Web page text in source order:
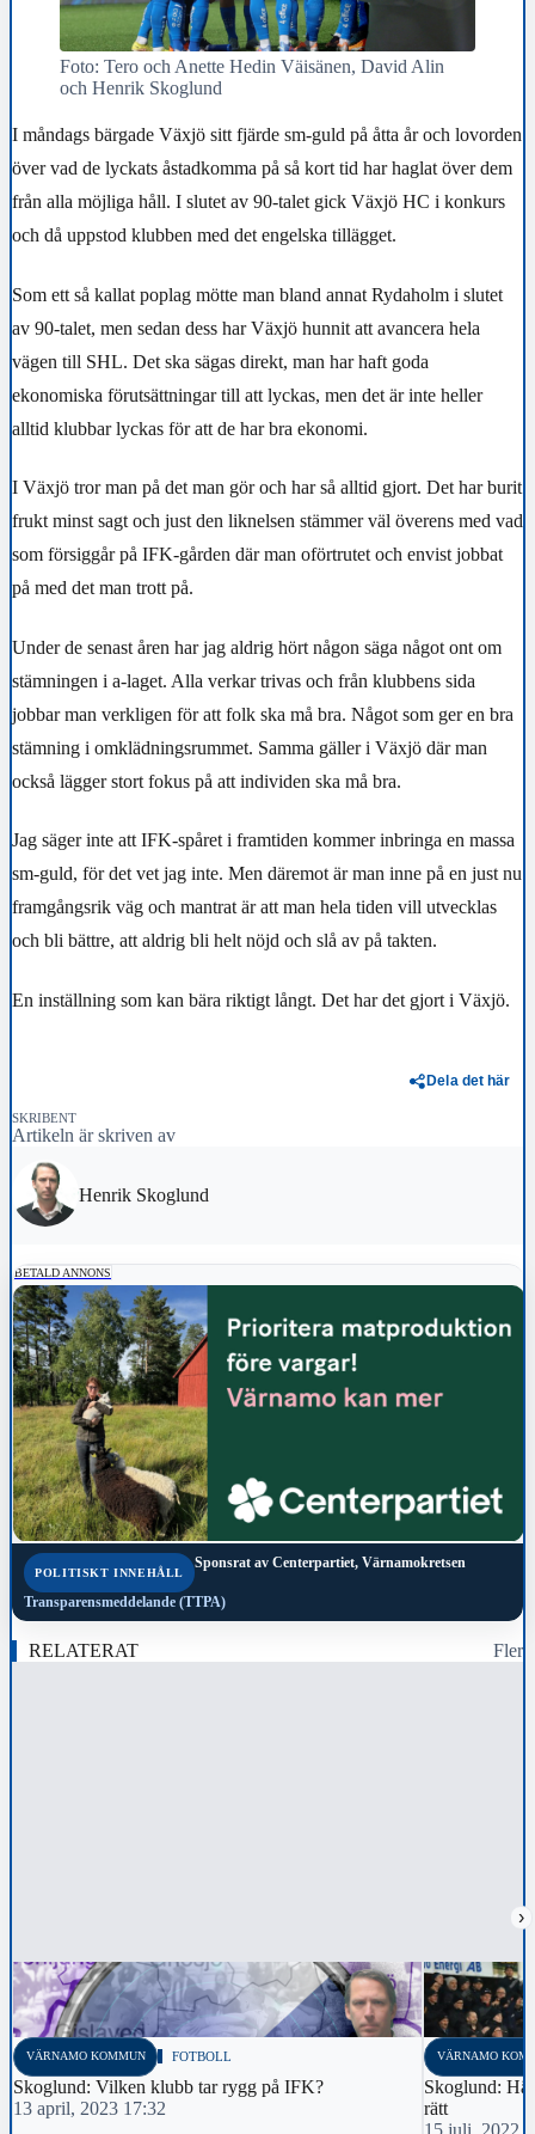
Foto: Tero och Anette Hedin Väisänen, David Alin
och Henrik Skoglund
I måndags bärgade Växjö sitt fjärde sm-guld på åtta år och lovorden
över vad de lyckats åstadkomma på så kort tid har haglat över dem
från alla möjliga håll. I slutet av 90-talet gick Växjö HC i konkurs
och då uppstod klubben med det engelska tillägget.
Som ett så kallat poplag mötte man bland annat Rydaholm i slutet
av 90-talet, men sedan dess har Växjö hunnit att avancera hela
vägen till SHL. Det ska sägas direkt, man har haft goda
ekonomiska förutsättningar till att lyckas, men det är inte heller
alltid klubbar lyckas för att de har bra ekonomi.
I Växjö tror man på det man gör och har så alltid gjort. Det har burit
frukt minst sagt och just den liknelsen stämmer väl överens med vad
som försiggår på IFK-gården där man oförtrutet och envist jobbat
på med det man trott på.
Under de senast åren har jag aldrig hört någon säga något ont om
stämningen i a-laget. Alla verkar trivas och från klubbens sida
jobbar man verkligen för att folk ska må bra. Något som ger en bra
stämning i omklädningsrummet. Samma gäller i Växjö där man
också lägger stort fokus på att individen ska må bra.
Jag säger inte att IFK-spåret i framtiden kommer inbringa en massa
sm-guld, för det vet jag inte. Men däremot är man inne på en just nu
framgångsrik väg och mantrat är att man hela tiden vill utvecklas
och bli bättre, att aldrig bli helt nöjd och slå av på takten.
En inställning som kan bära riktigt långt. Det har det gjort i Växjö.
Dela det här
SKRIBENT
Artikeln är skriven av
Henrik Skoglund
BETALD ANNONS
POLITISKT INNEHÅLL
Sponsrat av Centerpartiet, Värnamokretsen
Transparensmeddelande (TTPA)
RELATERAT Fler
›
VÄRNAMO KOMMUN FOTBOLL
Skoglund: Vilken klubb tar rygg på IFK?
13 april, 2023 17:32
VÄRNAMO
Skoglund:
rätt